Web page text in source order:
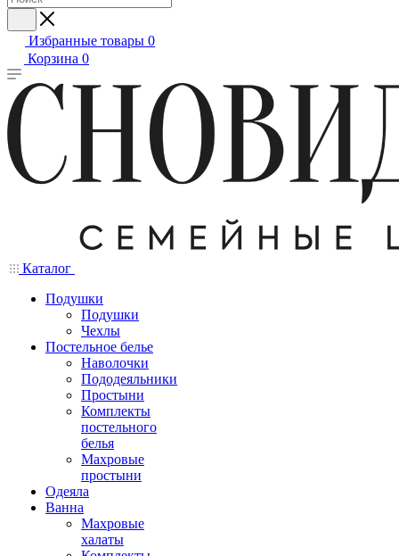
Избранные товары 0
Корзина 0
Каталог
Подушки
Подушки
Чехлы
Постельное белье
Наволочки
Пододеяльники
Простыни
Комплекты
постельного
белья
Махровые
простыни
Одеяла
Ванна
Махровые
халаты